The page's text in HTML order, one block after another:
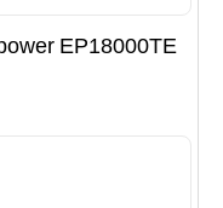
EP18000TE